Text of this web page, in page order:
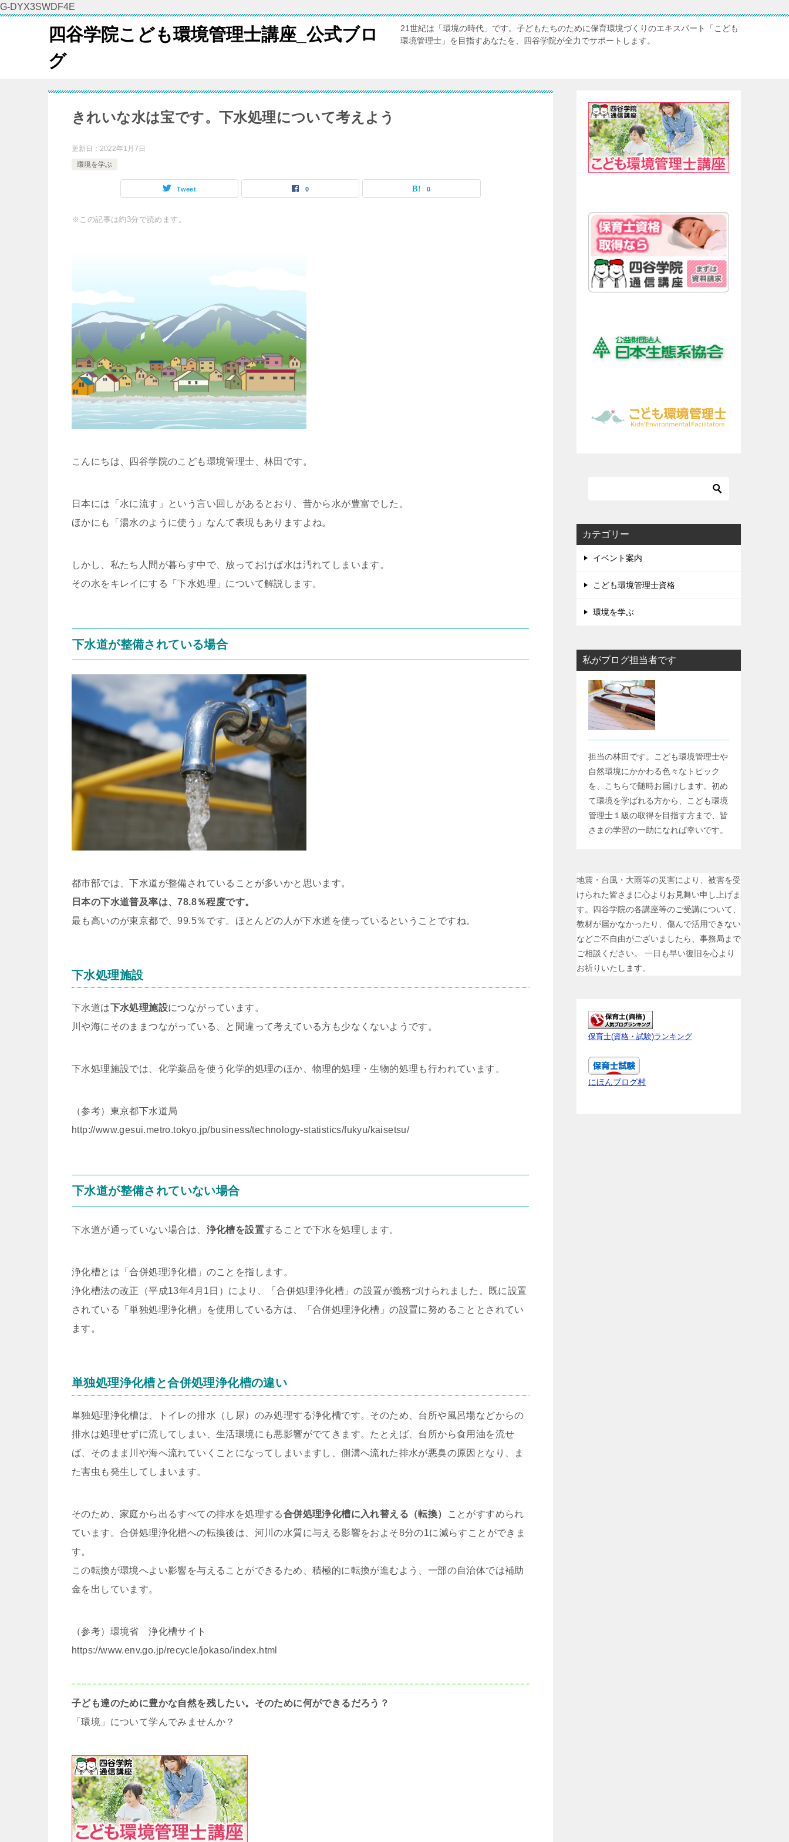
G-DYX3SWDF4E
四谷学院こども環境管理士講座_公式ブロ
グ
21世紀は「環境の時代」です。子どもたちのために保育環境づくりのエキスパート「こども
環境管理士」を目指すあなたを、四谷学院が全力でサポートします。
きれいな水は宝です。下水処理について考えよう
更新日： 2022年1月7日
環境を学ぶ
Tweet 0 0
※この記事は約3分で読めます。
こんにちは、四谷学院のこども環境管理士、林田です。
日本には「水に流す」という言い回しがあるとおり、昔から水が豊富でした。
ほかにも「湯水のように使う」なんて表現もありますよね。
しかし、私たち人間が暮らす中で、放っておけば水は汚れてしまいます。
その水をキレイにする「下水処理」について解説します。
下水道が整備されている場合
都市部では、下水道が整備されていることが多いかと思います。
日本の下水道普及率は、78.8％程度です。
最も高いのが東京都で、99.5％です。ほとんどの人が下水道を使っているということですね。
下水処理施設
下水道は下水処理施設につながっています。
川や海にそのままつながっている、と間違って考えている方も少なくないようです。
下水処理施設では、化学薬品を使う化学的処理のほか、物理的処理・生物的処理も行われています。
（参考）東京都下水道局
http://www.gesui.metro.tokyo.jp/business/technology-statistics/fukyu/kaisetsu/
下水道が整備されていない場合
下水道が通っていない場合は、 浄化槽を設置することで下水を処理します。
浄化槽とは「合併処理浄化槽」のことを指します。
浄化槽法の改正（平成13年4月1日）により、「合併処理浄化槽」の設置が義務づけられました。既に設置
されている「単独処理浄化槽」を使用している方は、「合併処理浄化槽」の設置に努めることとされてい
ます。
単独処理浄化槽と合併処理浄化槽の違い
単独処理浄化槽は、トイレの排水（し尿）のみ処理する浄化槽です。そのため、台所や風呂場などからの
排水は処理せずに流してしまい、生活環境にも悪影響がでてきます。たとえば、台所から食用油を流せ
ば、そのまま川や海へ流れていくことになってしまいますし、側溝へ流れた排水が悪臭の原因となり、ま
た害虫も発生してしまいます。
そのため、家庭から出るすべての排水を処理する合併処理浄化槽に入れ替える（転換）
ことがすすめられ
ています。合併処理浄化槽への転換後は、河川の水質に与える影響をおよそ8分の1に減らすことができま
す。
この転換が環境へよい影響を与えることができるため、積極的に転換が進むよう、一部の自治体では補助
金を出しています。
（参考）環境省 浄化槽サイト
https://www.env.go.jp/recycle/jokaso/index.html
子ども達のために豊かな自然を残したい。そのために何ができるだろう？
「環境」について学んでみませんか？
カテゴリー
イベント案内
こども環境管理士資格
環境を学ぶ
私がブログ担当者です
担当の林田です。こども環境管理士や
自然環境にかかわる色々なトピック
を、こちらで随時お届けします。初め
て環境を学ばれる方から、こども環境
管理士１級の取得を目指す方まで、皆
さまの学習の一助になれば幸いです。
地震・台風・大雨等の災害により、被害を受
けられた皆さまに心よりお見舞い申し上げま
す。四谷学院の各講座等のご受講について、
教材が届かなかったり、傷んで活用できない
などご不自由がございましたら、事務局まで
ご相談ください。 一日も早い復旧を心より
お祈りいたします。
保育士(資格・試験)ランキング
にほんブログ村